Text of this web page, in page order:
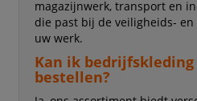
magazijnwerk, transport en
die past bij de veiligheids-
uw werk.
Kan ik
bestellen?